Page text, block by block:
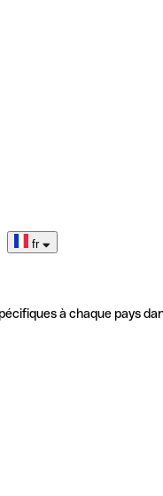
fr
à chaque pays